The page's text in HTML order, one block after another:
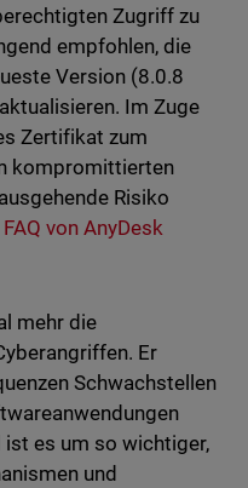
Zugriff zu
empfohlen, die
Version (8.0.8
Im Zuge
Zertifikat zum
kompromittierten
Risiko
FAQ von AnyDesk
mehr die
Er
Schwachstellen
ist es um so wichtiger,
und